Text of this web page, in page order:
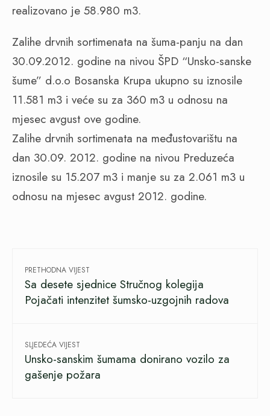
realizovano je 58.980 m3.
Zalihe drvnih sortimenata na šuma-panju na dan
30.09.2012. godine na nivou ŠPD “Unsko-sanske
šume” d.o.o Bosanska Krupa ukupno su iznosile
11.581 m3 i veće su za 360 m3 u odnosu na
mjesec avgust ove godine.
Zalihe drvnih sortimenata na međustovarištu na
dan 30.09. 2012. godine na nivou Preduzeća
iznosile su 15.207 m3 i manje su za 2.061 m3 u
odnosu na mjesec avgust 2012. godine.
PRETHODNA VIJEST
Sa desete sjednice Stručnog kolegija
Pojačati intenzitet šumsko-uzgojnih radova
SLJEDEĆA VIJEST
Unsko-sanskim šumama donirano vozilo za
gašenje požara